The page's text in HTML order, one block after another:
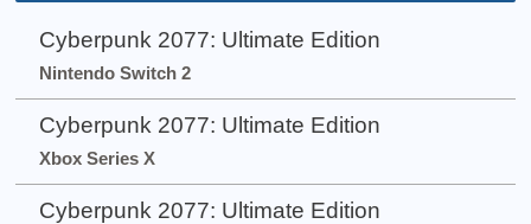
Cyberpunk 2077: Ultimate Edition
Nintendo Switch 2
Cyberpunk 2077: Ultimate Edition
Xbox Series X
Cyberpunk 2077: Ultimate Edition